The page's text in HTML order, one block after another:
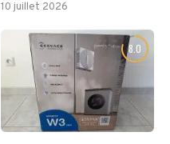
10 juillet 2026
8.0